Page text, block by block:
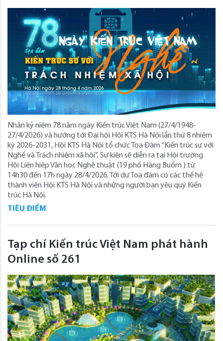
Nhân kỷ niệm 78 năm ngày Kiến trúc Việt Nam (27/4/1948-
27/4/2026) và hướng tới Đại hội Hội KTS Hà Nội lần thứ 8 nhiệm
kỳ 2026-2031, Hội KTS Hà Nội tổ chức Toạ Đàm “Kiến trúc sư với
Nghề và Trách nhiệm xã hội”. Sự kiện sẽ diễn ra tại Hội trường
Hội Liên hiệp Văn học Nghệ thuật (19 phố Hàng Buồm ) từ
14h30 đến 17h ngày 28/4/2026. Tới dự Toạ đàm có các thế hệ
thành viên Hội KTS Hà Nội và những người bạn yêu quý Kiến
trúc Hà Nội.
TIÊU ĐIỂM
Tạp chí Kiến trúc Việt Nam phát hành
Online số 261